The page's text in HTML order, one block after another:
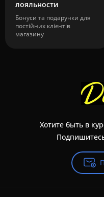
лояльности
Бонуси та подарунки для
постійних клієнтів
магазину
Хотите быть в